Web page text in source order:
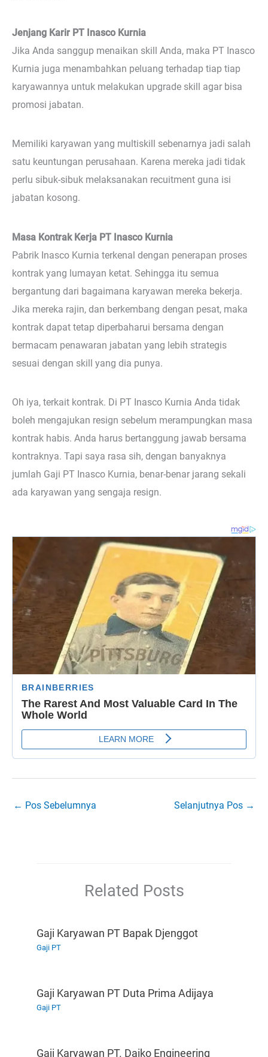
Jenjang Karir PT Inasco Kurnia
Jika Anda sanggup menaikan skill Anda, maka PT Inasco
Kurnia juga menambahkan peluang terhadap tiap tiap
karyawannya untuk melakukan upgrade skill agar bisa
promosi jabatan.
Memiliki karyawan yang multiskill sebenarnya jadi salah
satu keuntungan perusahaan. Karena mereka jadi tidak
perlu sibuk-sibuk melaksanakan recuitment guna isi
jabatan kosong.
Masa Kontrak Kerja PT Inasco Kurnia
Pabrik Inasco Kurnia terkenal dengan penerapan proses
kontrak yang lumayan ketat. Sehingga itu semua
bergantung dari bagaimana karyawan mereka bekerja.
Jika mereka rajin, dan berkembang dengan pesat, maka
kontrak dapat tetap diperbaharui bersama dengan
bermacam penawaran jabatan yang lebih strategis
sesuai dengan skill yang dia punya.
Oh iya, terkait kontrak. Di PT Inasco Kurnia Anda tidak
boleh mengajukan resign sebelum merampungkan masa
kontrak habis. Anda harus bertanggung jawab bersama
kontraknya. Tapi saya rasa sih, dengan banyaknya
jumlah Gaji PT Inasco Kurnia, benar-benar jarang sekali
ada karyawan yang sengaja resign.
← Pos Sebelumnya Selanjutnya Pos →
Related Posts
Gaji Karyawan PT Bapak Djenggot
Gaji PT
Gaji Karyawan PT Duta Prima Adijaya
Gaji PT
Gaji Karyawan PT. Daiko Engineering